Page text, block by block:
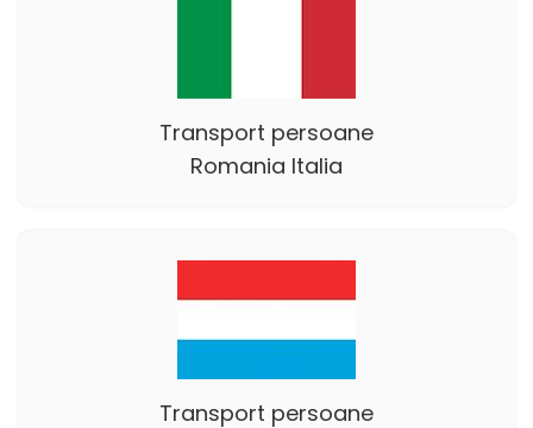
Transport persoane
Romania Italia
Transport persoane